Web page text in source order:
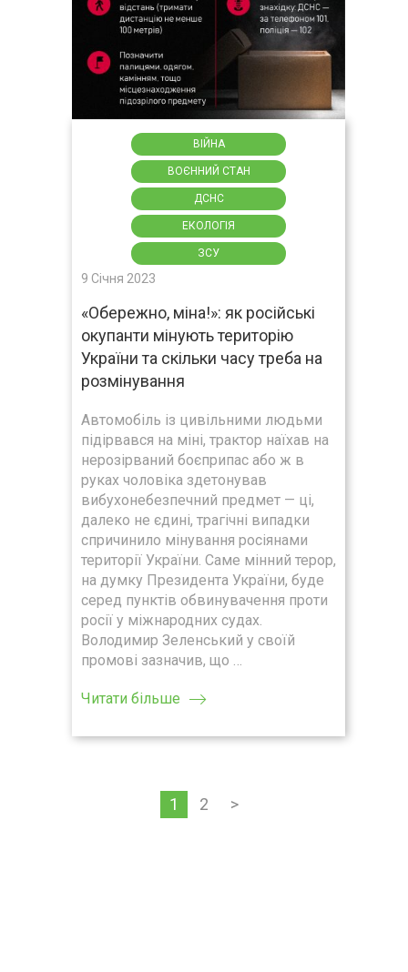
ВІЙНА
ВОЄННИЙ СТАН
ДСНС
ЕКОЛОГІЯ
ЗСУ
9 Січня 2023
«Обережно, міна!»: як російські
окупанти мінують територію
України та скільки часу треба на
розмінування
Автомобіль із цивільними людьми
підірвався на міні, трактор наїхав на
нерозірваний боєприпас або ж в
руках чоловіка здетонував
вибухонебезпечний предмет — ці,
далеко не єдині, трагічні випадки
спричинило мінування росіянами
території України. Саме мінний терор,
на думку Президента України, буде
серед пунктів обвинувачення проти
росії у міжнародних судах.
Володимир Зеленський у своїй
промові зазначив, що …
Читати більше
1 2 >